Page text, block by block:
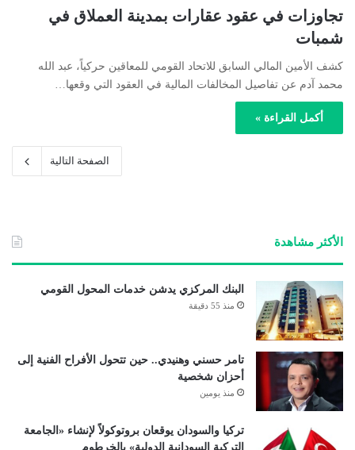
تجاوزات في عقود عقارات بمدينة العملاق في
شمبات
كشف الأمين المالي السابق للاتحاد القومي للمعاقين حركياً، عبد الله
محمد آدم عن تفاصيل المخالفات المالية في العقود التي وقعها…
أكمل القراءة »
الصفحة التالية
الأكثر مشاهدة
البنك المركزي يدشن خدمات المحول القومي
منذ 55 دقيقة
تامر حسني وهنيدي.. حين تتحول الأفراح الفنية إلى
أحزان شخصية
منذ يومين
تركيا والسودان يوقعان بروتوكولاً لإنشاء «الجامعة
التركية السودانية الدولية» بالخرطوم